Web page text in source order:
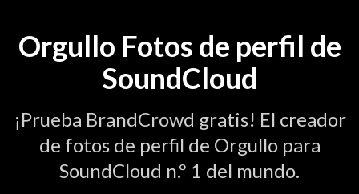
Orgullo Fotos de perfil de
SoundCloud
¡Prueba BrandCrowd gratis! El creador
de fotos de perfil de Orgullo para
SoundCloud n.º 1 del mundo.